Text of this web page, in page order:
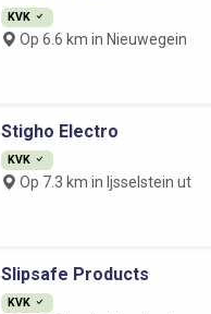
KVK
Op 6.6 km in Nieuwegein
Stigho Electro
KVK
Op 7.3 km in Ijsselstein ut
Slipsafe Products
KVK